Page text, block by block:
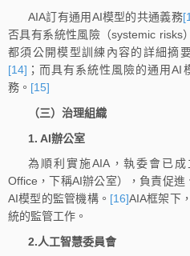
AIA訂有通用AI模型的共通義務
否具有系統性風險（systemic risks
都須公開模型訓練內容的詳細摘
[14] ；而具有系統性風險的通用
務。 [15]
（三）治理組織
1. AI辦公室
為順利實施AIA，執委會已
Office，下稱AI辦公室），負責促
AI模型的監管機構。 [16]AIA框架下
統的監管工作。
2.人工智慧委員會